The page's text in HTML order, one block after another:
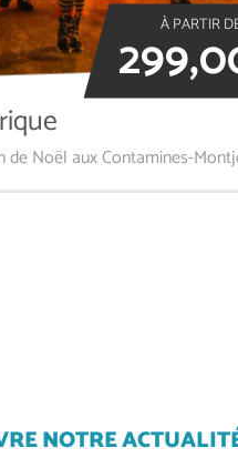
de Noël aux Contamines-
À PARTIR
NOTRE